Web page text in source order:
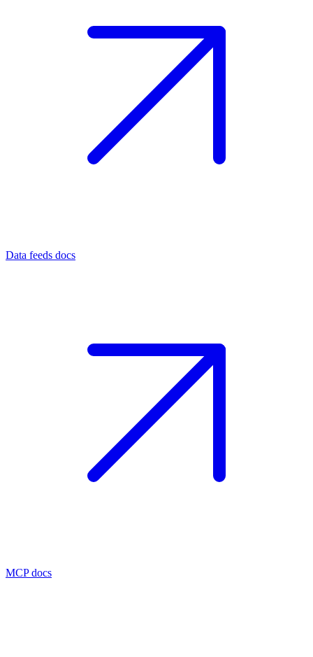
Data feeds docs
MCP docs